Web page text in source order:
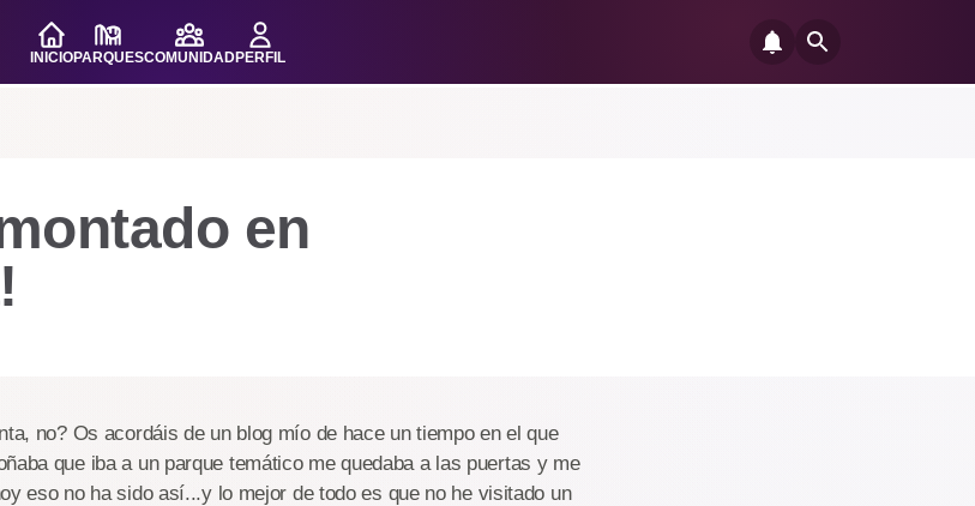
INICIOPARQUESCOMUNIDADPERFIL
en
no? Os acordáis de un blog mío de hace un tiempo en el que
que iba a un parque temático me quedaba a las puertas y me
eso no ha sido así...y lo mejor de todo es que no he visitado un